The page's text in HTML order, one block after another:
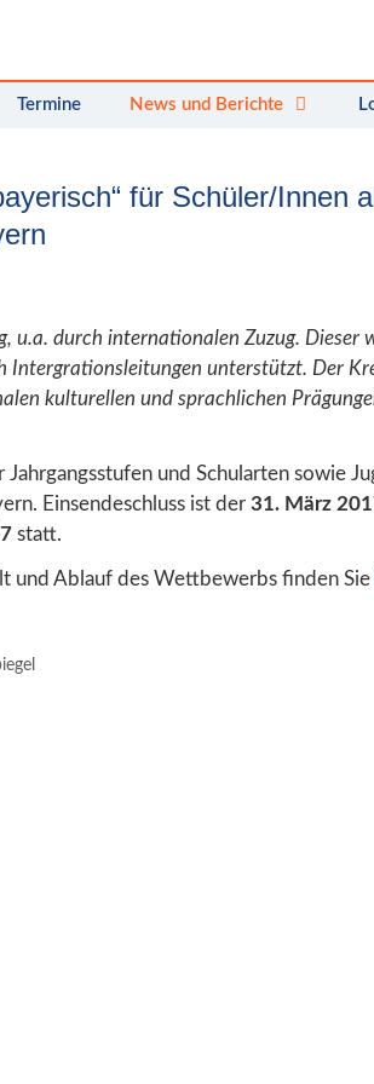
Termine News und Berichte
für Schüler/Innen
u.a. durch internationalen Zuzug. Dieser
Intergrationsleitungen unterstützt. Der
kulturellen und sprachlichen
und Schularten sowie
Einsendeschluss ist der 31. März
statt.
und Ablauf des Wettbewerbs finden Sie